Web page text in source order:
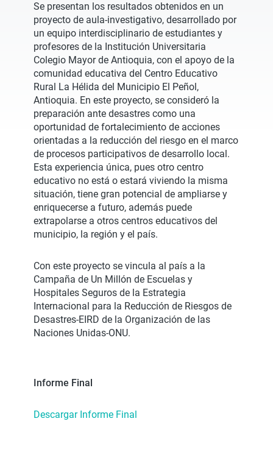
Se presentan los resultados obtenidos en un
proyecto de aula-investigativo, desarrollado por
un equipo interdisciplinario de estudiantes y
profesores de la Institución Universitaria
Colegio Mayor de Antioquia, con el apoyo de la
comunidad educativa del Centro Educativo
Rural La Hélida del Municipio El Peñol,
Antioquia. En este proyecto, se consideró la
preparación ante desastres como una
oportunidad de fortalecimiento de acciones
orientadas a la reducción del riesgo en el marco
de procesos participativos de desarrollo local.
Esta experiencia única, pues otro centro
educativo no está o estará viviendo la misma
situación, tiene gran potencial de ampliarse y
enriquecerse a futuro, además puede
extrapolarse a otros centros educativos del
municipio, la región y el país.
Con este proyecto se vincula al país a la
Campaña de Un Millón de Escuelas y
Hospitales Seguros de la Estrategia
Internacional para la Reducción de Riesgos de
Desastres-EIRD de la Organización de las
Naciones Unidas-ONU.
Informe Final
Descargar Informe Final